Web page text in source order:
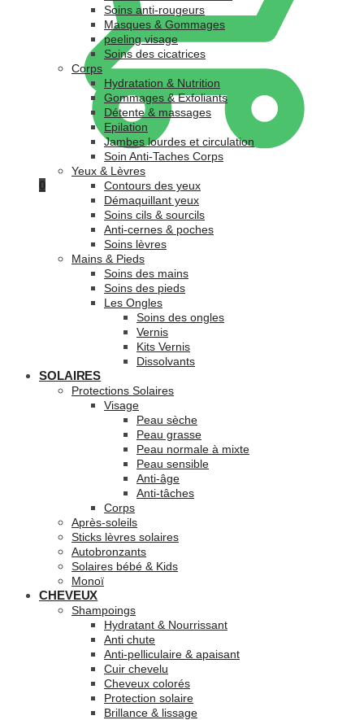
0
Soins anti-rougeurs
Masques & Gommages
peeling visage
Soins des cicatrices
Corps
Hydratation & Nutrition
Gommages & Exfoliants
Détente & massages
Epilation
Jambes lourdes et circulation
Soin Anti-Taches Corps
Yeux & Lèvres
Contours des yeux
Démaquillant yeux
Soins cils & sourcils
Anti-cernes & poches
Soins lèvres
Mains & Pieds
Soins des mains
Soins des pieds
Les Ongles
Soins des ongles
Vernis
Kits Vernis
Dissolvants
SOLAIRES
Protections Solaires
Visage
Peau sèche
Peau grasse
Peau normale à mixte
Peau sensible
Anti-âge
Anti-tâches
Corps
Après-soleils
Sticks lèvres solaires
Autobronzants
Solaires bébé & Kids
Monoï
CHEVEUX
Shampoings
Hydratant & Nourrissant
Anti chute
Anti-pelliculaire & apaisant
Cuir chevelu
Cheveux colorés
Protection solaire
Brillance & lissage